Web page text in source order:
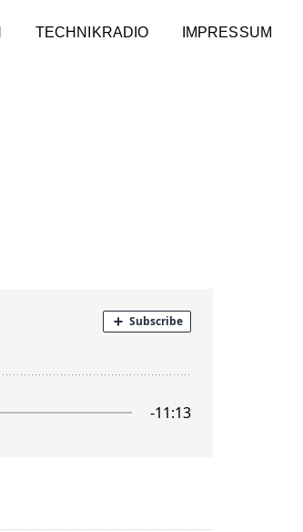
TECHNIKRADIO IMPRESSUM